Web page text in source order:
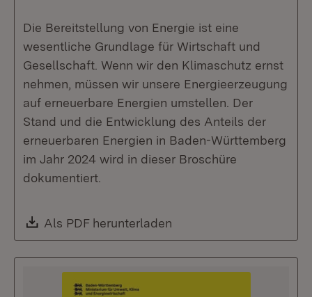
Die Bereitstellung von Energie ist eine
wesentliche Grundlage für Wirtschaft und
Gesellschaft. Wenn wir den Klimaschutz ernst
nehmen, müssen wir unsere Energieerzeugung
auf erneuerbare Energien umstellen. Der
Stand und die Entwicklung des Anteils der
erneuerbaren Energien in Baden-Württemberg
im Jahr 2024 wird in dieser Broschüre
dokumentiert.
Download:
Als PDF herunterladen